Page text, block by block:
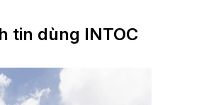
tin dùng INTOC